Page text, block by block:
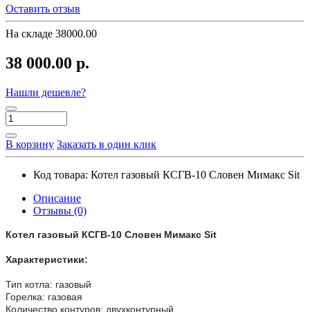
Оставить отзыв
На складе 38000.00
38 000.00 р.
Нашли дешевле?
В корзину Заказать в один клик
Код товара: Котел газовый КСГВ-10 Словен Мимакс Sit
Описание
Отзывы (0)
Котел газовый КСГВ-10 Словен Мимакс Sit
Характеристики:
Тип котла: газовый
Горелка: газовая
Количество контуров: двухконтурный